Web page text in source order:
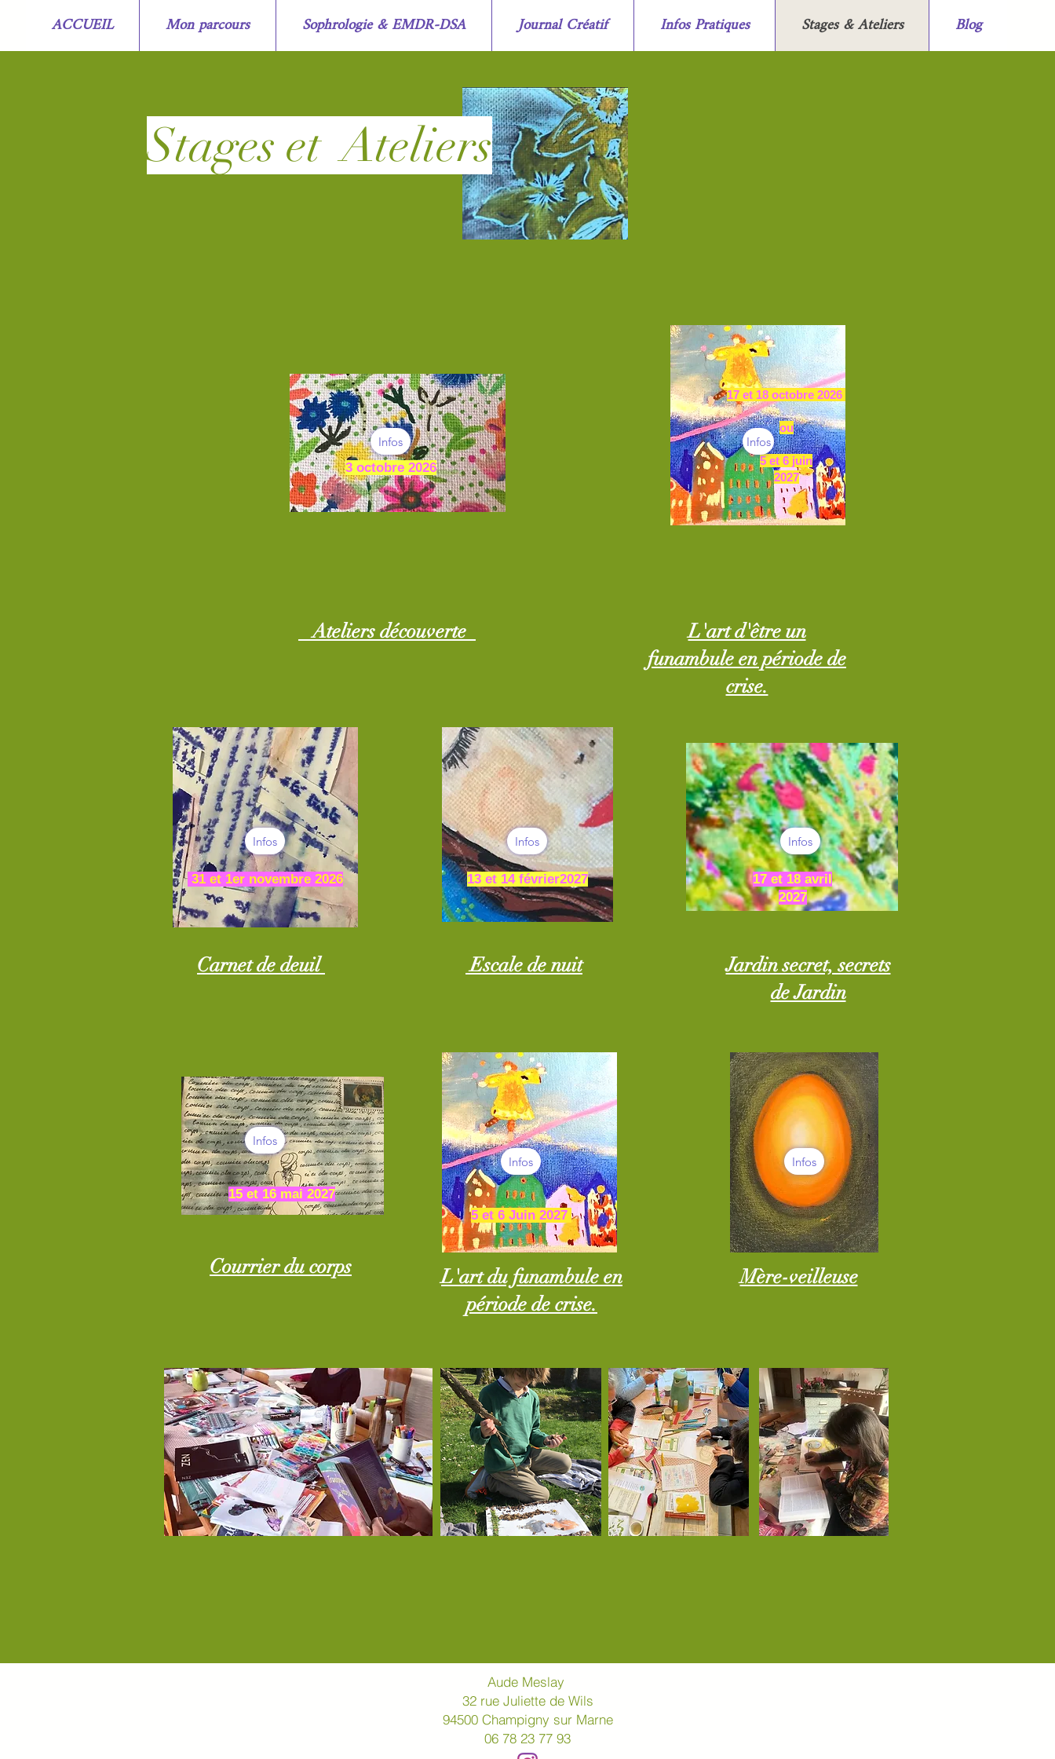
ACCUEIL Mon parcours Sophrologie & EMDR-DSA Journal Créatif Infos Pratiques Stages & Ateliers Blog
Stages et Ateliers
3 octobre 2026
Infos
17 et 18 octobre 2026
ou
5 et 6 juin
2027
Infos
Ateliers découverte
31 et 1er novembre 2026
Infos
Carnet de deuil
15 et 16 mai 2027
Infos
Courrier du corps
13 et 14 février2027
Infos
Escale de nuit
5 et 6 Juin 2027
Infos
L'art du funambule en
période de crise.
L'art d'être un
funambule en période de
crise.
17 et 18 avril
2027
Infos
Jardin secret, secrets
de Jardin
Infos
Mère-veilleuse
Aude Meslay
32 rue Juliette de Wils
94500 Champigny sur Marne
06 78 23 77 93